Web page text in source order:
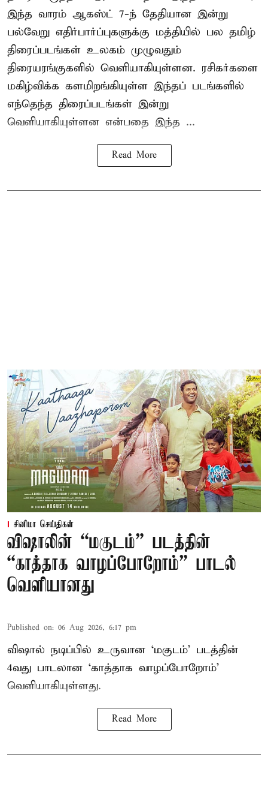
இந்த வாரம் ஆகஸ்ட் 7-ந் தேதியான இன்று
பல்வேறு எதிர்பார்ப்புகளுக்கு மத்தியில் பல தமிழ்
திரைப்படங்கள் உலகம் முழுவதும்
திரையரங்குகளில் வெளியாகியுள்ளன. ரசிகர்களை
மகிழ்விக்க களமிறங்கியுள்ள இந்தப் படங்களில்
எந்தெந்த திரைப்படங்கள் இன்று
வெளியாகியுள்ளன என்பதை இந்த ...
Read More
சினிமா செய்திகள்
விஷாலின் “மகுடம்” படத்தின்
“காத்தாக வாழப்போறோம்” பாடல்
வெளியானது
Published on: 06 Aug 2026, 6:17 pm
விஷால் நடிப்பில் உருவான ‘மகுடம்’ படத்தின்
4வது பாடலான ‘காத்தாக வாழப்போறோம்’
வெளியாகியுள்ளது.
Read More